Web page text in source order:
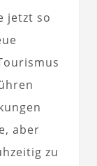
jetzt so
aber
zu